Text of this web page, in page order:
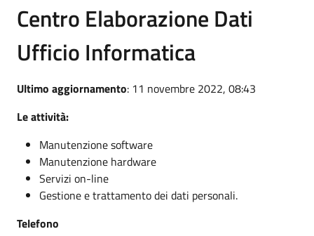
Centro Elaborazione Dati
Ufficio Informatica
Ultimo aggiornamento: 11 novembre 2022, 08:43
Le attività:
Manutenzione software
Manutenzione hardware
Servizi on-line
Gestione e trattamento dei dati personali.
Telefono